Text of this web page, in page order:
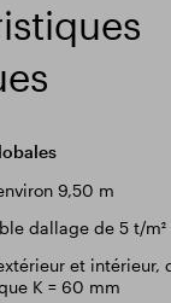
9,50 m
dallage de 5 t/m²
et intérieur,
K = 60 mm